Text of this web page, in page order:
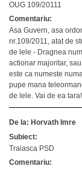
OUG 109/20111
Comentariu:
Asa Guvern, asa
nr.109/2011, atat de
de lele - Dragnea
actionar majoritar,
este ca numeste
pupe mana
de lele. Vai de ea
De la: Horvath Imre
Subiect:
Traiasca PSD
Comentariu: